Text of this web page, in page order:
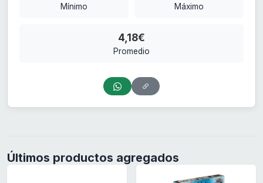
Mínimo Máximo
4,18€
Promedio
Últimos productos agregados